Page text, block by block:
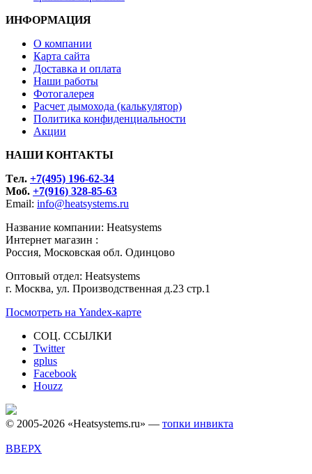
ИНФОРМАЦИЯ
О компании
Карта сайта
Доставка и оплата
Наши работы
Фотогалерея
Расчет дымохода (калькулятор)
Политика конфиденциальности
Акции
НАШИ КОНТАКТЫ
Tел. +7(495) 196-62-34
Моб. +7(916) 328-85-63
Email: info@heatsystems.ru
Название компании: Heatsystems
Интернет магазин :
Россия, Московская обл. Одинцово
Оптовый отдел: Heatsystems
г. Москва, ул. Производственная д.23 стр.1
Посмотреть на Yandex-карте
СОЦ. ССЫЛКИ
Twitter
gplus
Facebook
Houzz
© 2005-2026 «Heatsystems.ru» — топки инвикта
ВВЕРХ